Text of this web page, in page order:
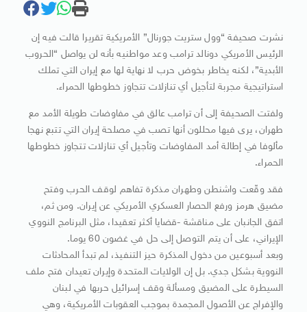
نشرت صحيفة “وول ستريت جورنال” الأمريكية تقريرا قالت فيه إن
الرئيس الأمريكي دونالد ترامب وعد مواطنيه بأنه لن يواصل “الحروب
الأبدية”، لكنه يخاطر بخوض حرب لا نهاية لها مع إيران التي تملك
استراتيجية مجربة لتأجيل أي تنازلات تتجاوز خطوطها الحمراء.
ولفتت الصحيفة إلى أن ترامب عالق في مفاوضات طويلة الأمد مع
طهران، يرى فيها محللون أنها تصب في مصلحة إيران التي تتبع نهجا
مألوفا في إطالة أمد المفاوضات وتأجيل أي تنازلات تتجاوز خطوطها
الحمراء.
فقد وقّعت واشنطن وطهران مذكرة تفاهم لوقف الحرب وفتح
مضيق هرمز ورفع الحصار العسكري الأمريكي عن إيران. ومن ثم،
اتفق الجانبان على مناقشة -قضايا أكثر تعقيدا، مثل البرنامج النووي
الإيراني، على أن يتم التوصل إلى حل في غضون 60 يوما.
وبعد أسبوعين من دخول المذكرة حيز التنفيذ، لم تبدأ المحادثات
النووية بشكل جدي. بل إن الولايات المتحدة وإيران تعيدان فتح ملف
السيطرة على المضيق ومسألة وقف إسرائيل حربها في لبنان
والإفراج عن الأصول المجمدة بموجب العقوبات الأمريكية، وهي